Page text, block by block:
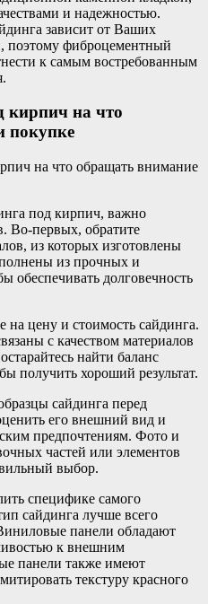
и надежностью.
зависит от Ваших
поэтому фиброцементный
к самым востребованным
кирпич на что
покупке
под кирпич, важно
Во-первых, обратите
из которых изготовлены
из прочных и
обеспечивать долговечность
цену и стоимость сайдинга.
с качеством материалов
найти баланс
получить хороший результат.
сайдинга перед
его внешний вид и
предпочтениям. Фото и
частей или элементов
выбор.
специфике самого
сайдинга лучше всего
панели обладают
к внешним
панели также имеют
текстуру красного